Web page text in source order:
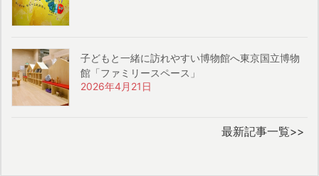
子どもと一緒に訪れやすい博物館へ東京国立博物
館「ファミリースペース」
2026年4月21日
最新記事一覧>>